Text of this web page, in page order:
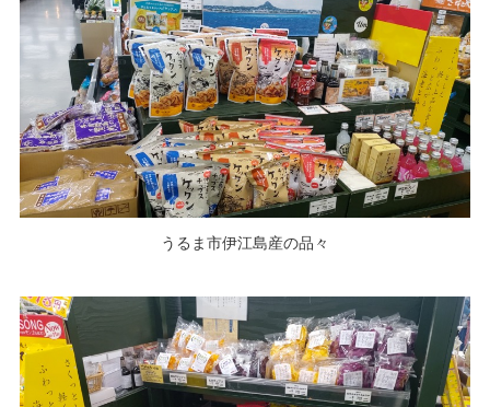
うるま市伊江島産の品々